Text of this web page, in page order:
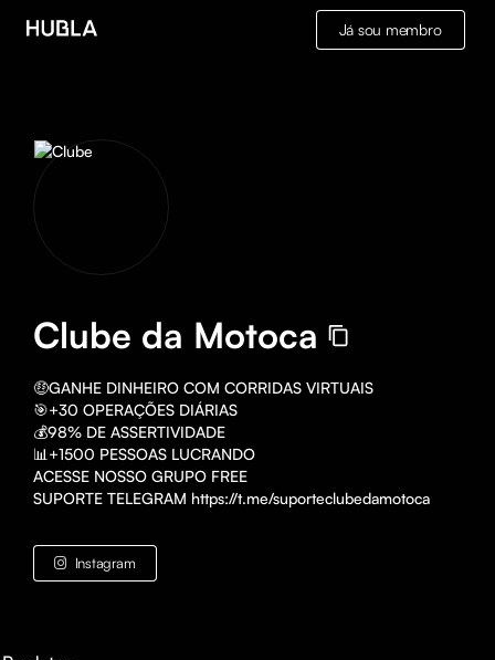
Já sou membro
Clube da Motoca
🤑GANHE DINHEIRO COM CORRIDAS VIRTUAIS
🎯+30 OPERAÇÕES DIÁRIAS
💰98% DE ASSERTIVIDADE
📊+1500 PESSOAS LUCRANDO
ACESSE NOSSO GRUPO FREE
SUPORTE TELEGRAM https://t.me/suporteclubedamotoca
Instagram